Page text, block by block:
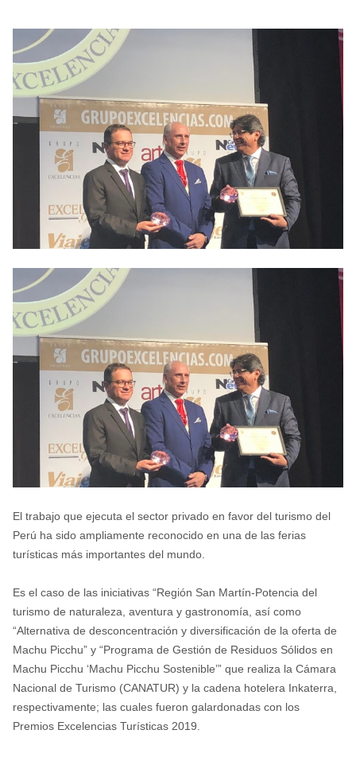
El trabajo que ejecuta el sector privado en favor del turismo del
Perú ha sido ampliamente reconocido en una de las ferias
turísticas más importantes del mundo.
Es el caso de las iniciativas “Región San Martín-Potencia del
turismo de naturaleza, aventura y gastronomía, así como
“Alternativa de desconcentración y diversificación de la oferta de
Machu Picchu” y “Programa de Gestión de Residuos Sólidos en
Machu Picchu ‘Machu Picchu Sostenible’” que realiza la Cámara
Nacional de Turismo (CANATUR) y la cadena hotelera Inkaterra,
respectivamente; las cuales fueron galardonadas con los
Premios Excelencias Turísticas 2019.